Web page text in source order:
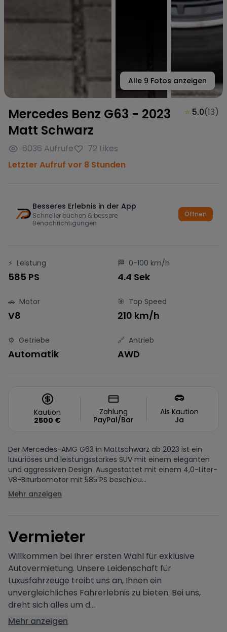
Alle 9 Fotos anzeigen
Mercedes Benz G63 - 2023
Matt Schwarz
6036 Aufrufe 72 Likes
⭐ 5.0(13)
Letzter Aufruf vor 8 Stunden
Besseres Erlebnis in der App
Schneller buchen & bessere
Benachrichtigungen
Öffnen
⚡ Leistung
585 PS
🏁 0-100 km/h
4.4 Sek
🚗 Motor
V8
🎯 Top Speed
210 km/h
⚙️ Getriebe
Automatik
🔗 Antrieb
AWD
Kaution
2500 €
Zahlung
PayPal/Bar
Als Kaution
Ja
Der Mercedes-AMG G63 in Mattschwarz ab 2023 ist ein
luxuriöses und leistungsstarkes SUV mit einem eleganten
und aggressiven Design. Ausgestattet mit einem 4,0-Liter-
V8-Biturbomotor mit 585 PS beschleu...
Mehr anzeigen
Vermieter
Willkommen bei Ihrer ersten Wahl für exklusive
Autovermietung. Unsere Leidenschaft für
Luxusfahrzeuge treibt uns an, Ihnen ein
unvergleichliches Fahrerlebnis zu bieten. Bei uns,
dreht sich alles um d...
Mehr anzeigen